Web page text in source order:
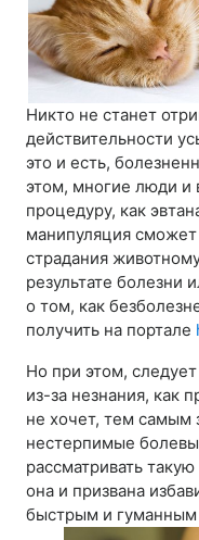
Никто не станет
действительности
это и есть,
этом, многие люди и
процедуру, как
манипуляция
страдания
результате
о том, как
получить на портале
Но при этом,
из-за незнания, как
не хочет, тем самым
нестерпимые
рассматривать
она и призвана
быстрым и гуманным